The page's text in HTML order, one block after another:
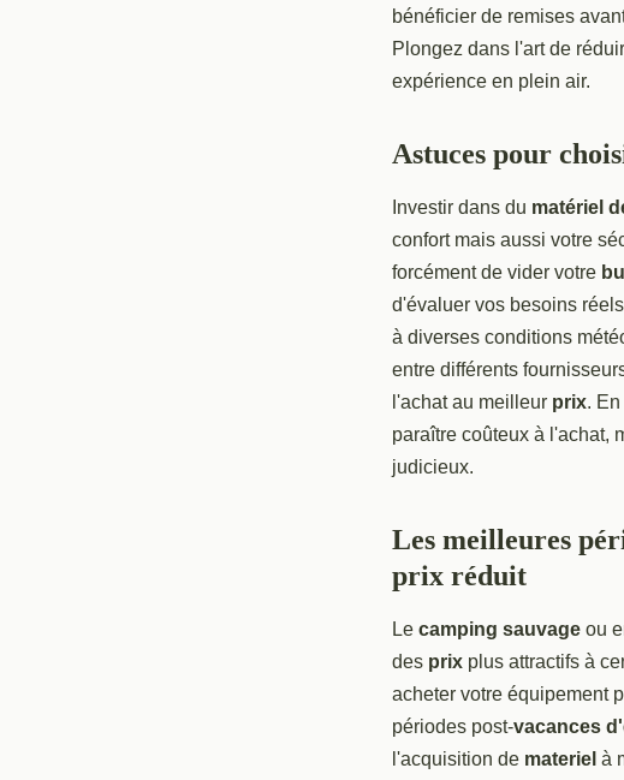
bénéficier de remises
Plongez dans l'art de
expérience en plein air.
Astuces pour
Investir dans du matériel
confort mais aussi votre
forcément de vider votre
d'évaluer vos besoins
à diverses conditions
entre différents
l'achat au meilleur prix. En
paraître coûteux à l'achat,
judicieux.
Les meilleures
prix réduit
Le camping sauvage ou
des prix plus attractifs à
acheter votre équipement
périodes post-vacances
l'acquisition de materiel à